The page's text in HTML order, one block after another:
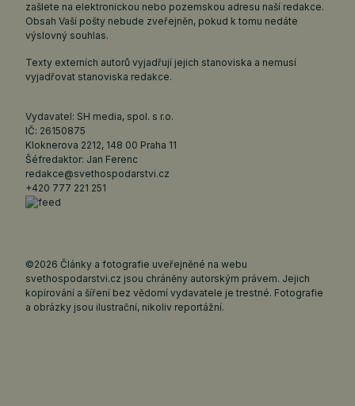
zašlete na elektronickou nebo pozemskou adresu naší redakce.
Obsah Vaší pošty nebude zveřejněn, pokud k tomu nedáte
výslovný souhlas.
Texty externích autorů vyjadřují jejich stanoviska a nemusí
vyjadřovat stanoviska redakce.
Vydavatel: SH media, spol. s r.o.
IČ: 26150875
Kloknerova 2212, 148 00 Praha 11
Šéfredaktor: Jan Ferenc
redakce@svethospodarstvi.cz
+420 777 221 251
©2026 Články a fotografie uveřejněné na webu
svethospodarstvi.cz jsou chráněny autorským právem. Jejich
kopírování a šíření bez vědomí vydavatele je trestné. Fotografie
a obrázky jsou ilustrační, nikoliv reportážní.